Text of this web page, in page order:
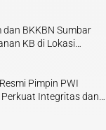
dan BKKBN Sumbar
KB di Lokasi
Pimpin PWI
Integritas dan